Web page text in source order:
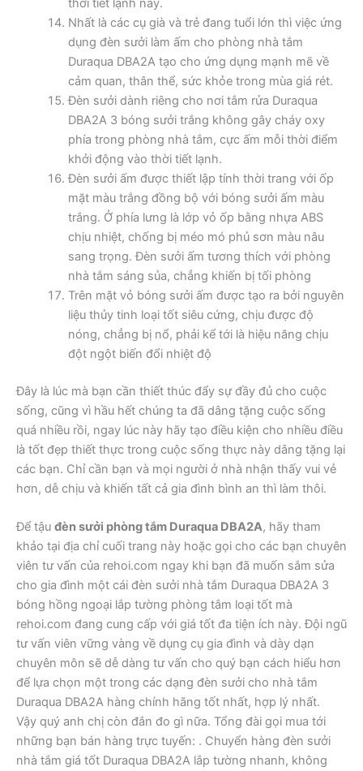
thời tiết lạnh này.
Nhất là các cụ già và trẻ đang tuổi lớn thì việc ứng
dụng đèn sưởi làm ấm cho phòng nhà tắm
Duraqua DBA2A tạo cho ứng dụng mạnh mẽ về
cảm quan, thân thể, sức khỏe trong mùa giá rét.
Đèn sưởi dành riêng cho nơi tắm rửa Duraqua
DBA2A 3 bóng sưởi trắng không gây cháy oxy
phía trong phòng nhà tắm, cực ấm mỗi thời điểm
khởi động vào thời tiết lạnh.
Đèn sưởi ấm được thiết lập tính thời trang với ốp
mặt màu trắng đồng bộ với bóng sưởi ấm màu
trắng. Ở phía lưng là lớp vỏ ốp bằng nhựa ABS
chịu nhiệt, chống bị méo mó phủ sơn màu nâu
sang trọng. Đèn sưởi ấm tương thích với phòng
nhà tắm sáng sủa, chẳng khiến bị tối phòng
Trên mặt vỏ bóng sưởi ấm được tạo ra bởi nguyên
liệu thủy tinh loại tốt siêu cứng, chịu được độ
nóng, chẳng bị nổ, phải kể tới là hiệu năng chịu
đột ngột biến đổi nhiệt độ
Đây là lúc mà bạn cần thiết thúc đẩy sự đầy đủ cho cuộc
sống, cũng vì hầu hết chúng ta đã dâng tặng cuộc sống
quá nhiều rồi, ngay lúc này hãy tạo điều kiện cho nhiều điều
là tốt đẹp thiết thực trong cuộc sống thực này dâng tặng lại
các bạn. Chỉ cần bạn và mọi người ở nhà nhận thấy vui vẻ
hơn, dễ chịu và khiến tất cả gia đình bình an thì làm thôi.
Để tậu đèn sưởi phòng tắm Duraqua DBA2A, hãy tham
khảo tại địa chỉ cuối trang này hoặc gọi cho các bạn chuyên
viên tư vấn của rehoi.com ngay khi bạn đã muốn sắm sửa
cho gia đình một cái đèn sưởi nhà tắm Duraqua DBA2A 3
bóng hồng ngoại lắp tường phòng tắm loại tốt mà
rehoi.com đang cung cấp với giá tốt đa tiện ích này. Đội ngũ
tư vấn viên vững vàng về dụng cụ gia đình và dày dạn
chuyên môn sẽ dễ dàng tư vấn cho quý bạn cách hiểu hơn
để lựa chọn một trong các dạng đèn sưởi cho nhà tắm
Duraqua DBA2A hàng chính hãng tốt nhất, hợp lý nhất.
Vậy quý anh chị còn đắn đo gì nữa. Tổng đài gọi mua tới
những bạn bán hàng trực tuyến: . Chuyển hàng đèn sưởi
nhà tắm giá tốt Duraqua DBA2A lắp tường nhanh, không